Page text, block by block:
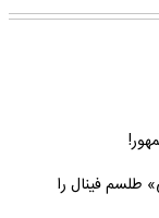
نارنجی» طلسم فینال را